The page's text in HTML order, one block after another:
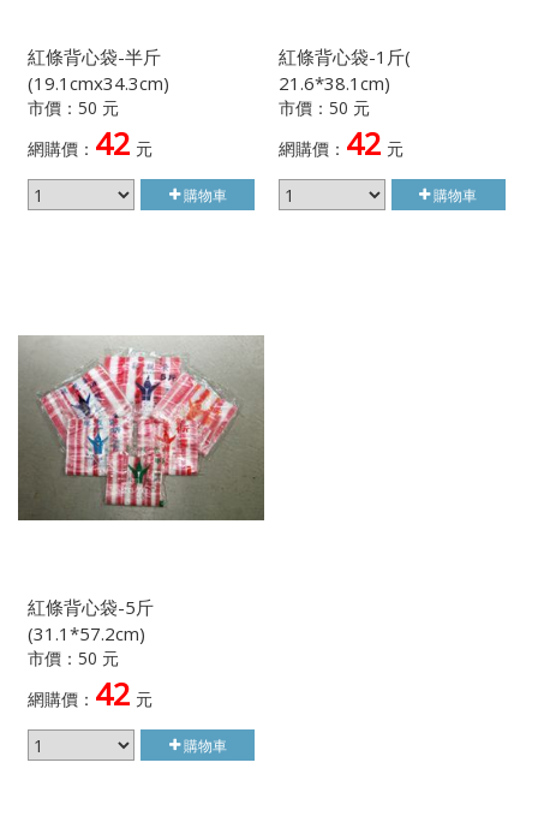
紅條背心袋-半斤
(19.1cmx34.3cm)
市價：50 元
網購價： 42 元
購物車
紅條背心袋-1斤(
21.6*38.1cm)
市價：50 元
網購價： 42 元
購物車
紅條背心袋-5斤
(31.1*57.2cm)
市價：50 元
網購價： 42 元
購物車